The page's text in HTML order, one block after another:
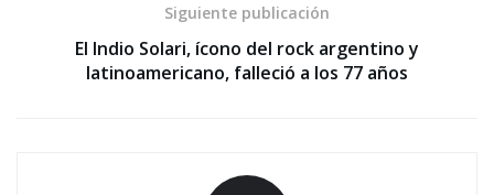
Siguiente publicación
El Indio Solari, ícono del rock argentino y
latinoamericano, falleció a los 77 años